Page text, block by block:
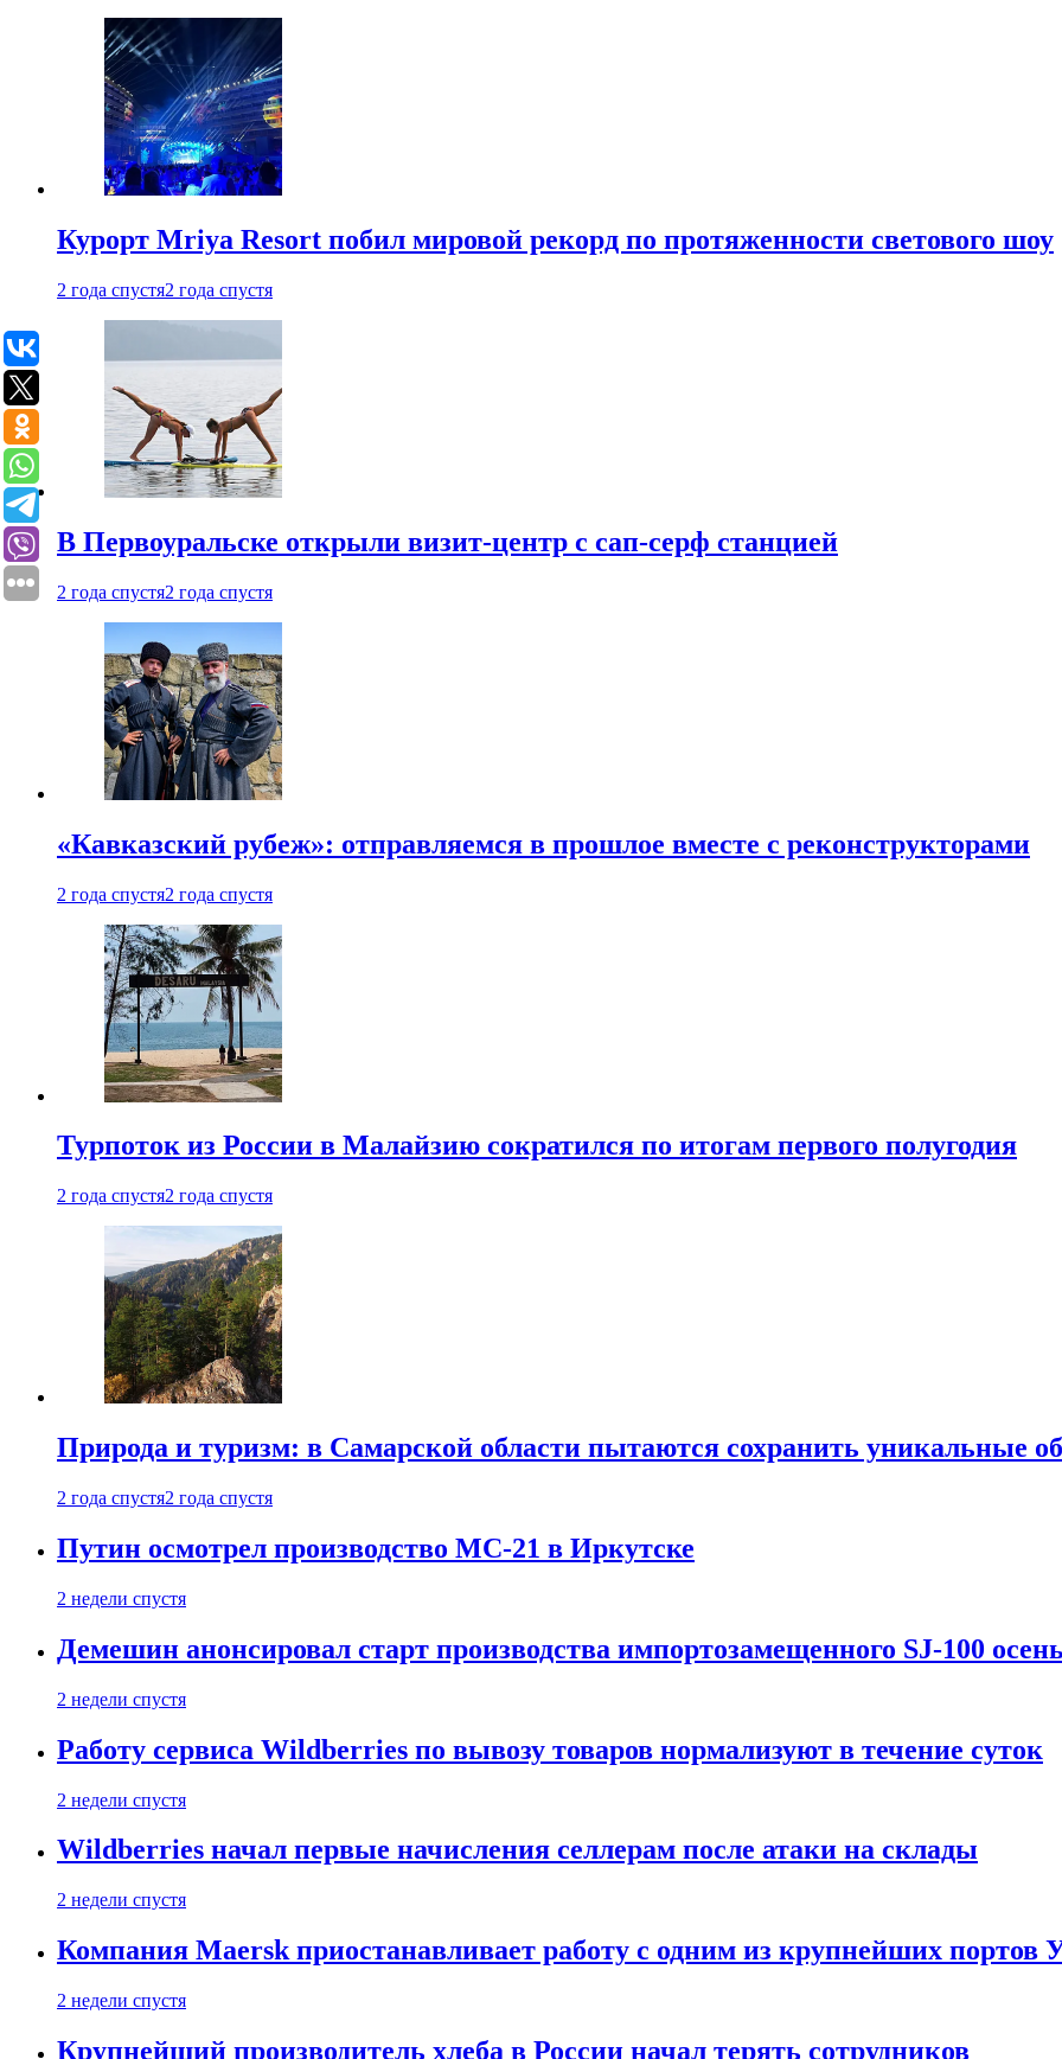
Курорт Mriya Resort побил мировой рекорд по протяженности светового шоу
2 года спустя2 года спустя
В Первоуральске открыли визит-центр с сап-серф станцией
2 года спустя2 года спустя
«Кавказский рубеж»: отправляемся в прошлое вместе с реконструкторами
2 года спустя2 года спустя
Турпоток из России в Малайзию сократился по итогам первого полугодия
2 года спустя2 года спустя
Природа и туризм: в Самарской области пытаются сохранить уникальные
2 года спустя2 года спустя
Путин осмотрел производство МС-21 в Иркутске
2 недели спустя
Демешин анонсировал старт производства импортозамещенного SJ-100
2 недели спустя
Работу сервиса Wildberries по вывозу товаров нормализуют в течение суток
2 недели спустя
Wildberries начал первые начисления селлерам после атаки на склады
2 недели спустя
Компания Maersk приостанавливает работу с одним из крупнейших портов
2 недели спустя
Крупнейший производитель хлеба в России начал терять сотрудников